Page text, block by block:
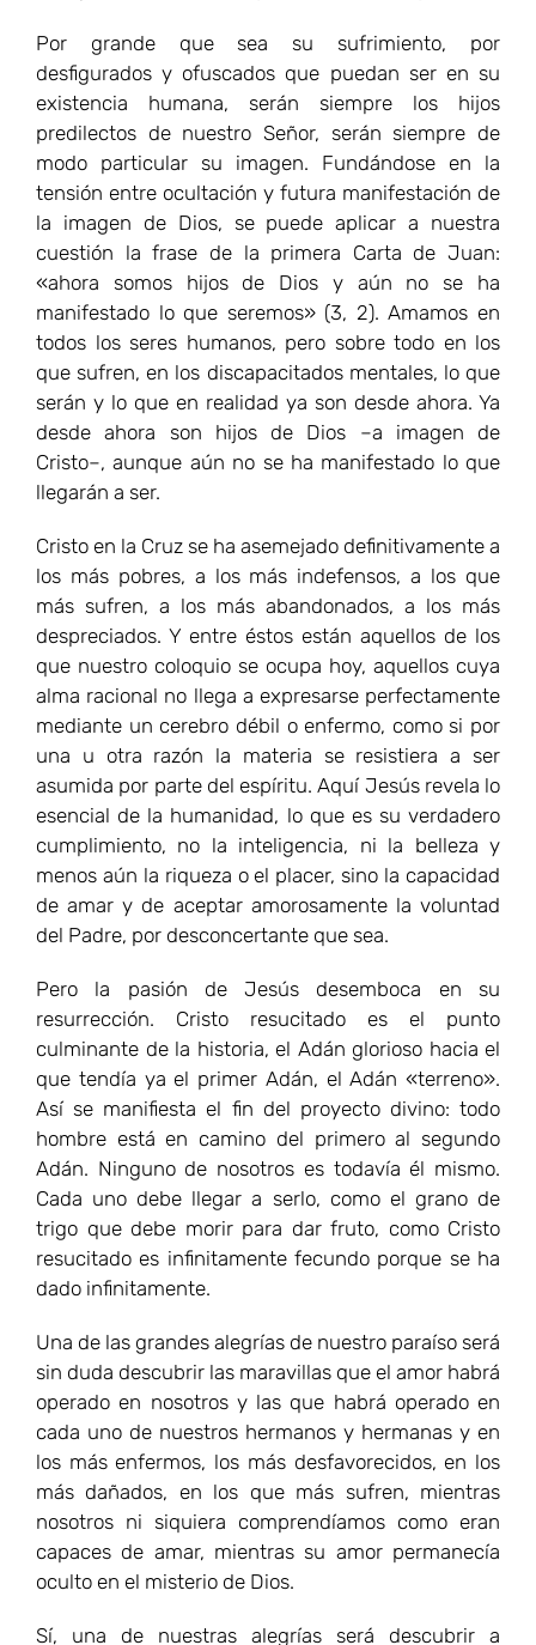
Por grande que sea su sufrimiento, por
desfigurados y ofuscados que puedan ser en su
existencia humana, serán siempre los hijos
predilectos de nuestro Señor, serán siempre de
modo particular su imagen. Fundándose en la
tensión entre ocultación y futura manifestación de
la imagen de Dios, se puede aplicar a nuestra
cuestión la frase de la primera Carta de Juan:
«ahora somos hijos de Dios y aún no se ha
manifestado lo que seremos» (3, 2). Amamos en
todos los seres humanos, pero sobre todo en los
que sufren, en los discapacitados mentales, lo que
serán y lo que en realidad ya son desde ahora. Ya
desde ahora son hijos de Dios –a imagen de
Cristo–, aunque aún no se ha manifestado lo que
llegarán a ser.
Cristo en la Cruz se ha asemejado definitivamente a
los más pobres, a los más indefensos, a los que
más sufren, a los más abandonados, a los más
despreciados. Y entre éstos están aquellos de los
que nuestro coloquio se ocupa hoy, aquellos cuya
alma racional no llega a expresarse perfectamente
mediante un cerebro débil o enfermo, como si por
una u otra razón la materia se resistiera a ser
asumida por parte del espíritu. Aquí Jesús revela lo
esencial de la humanidad, lo que es su verdadero
cumplimiento, no la inteligencia, ni la belleza y
menos aún la riqueza o el placer, sino la capacidad
de amar y de aceptar amorosamente la voluntad
del Padre, por desconcertante que sea.
Pero la pasión de Jesús desemboca en su
resurrección. Cristo resucitado es el punto
culminante de la historia, el Adán glorioso hacia el
que tendía ya el primer Adán, el Adán «terreno».
Así se manifiesta el fin del proyecto divino: todo
hombre está en camino del primero al segundo
Adán. Ninguno de nosotros es todavía él mismo.
Cada uno debe llegar a serlo, como el grano de
trigo que debe morir para dar fruto, como Cristo
resucitado es infinitamente fecundo porque se ha
dado infinitamente.
Una de las grandes alegrías de nuestro paraíso será
sin duda descubrir las maravillas que el amor habrá
operado en nosotros y las que habrá operado en
cada uno de nuestros hermanos y hermanas y en
los más enfermos, los más desfavorecidos, en los
más dañados, en los que más sufren, mientras
nosotros ni siquiera comprendíamos como eran
capaces de amar, mientras su amor permanecía
oculto en el misterio de Dios.
Sí, una de nuestras alegrías será descubrir a